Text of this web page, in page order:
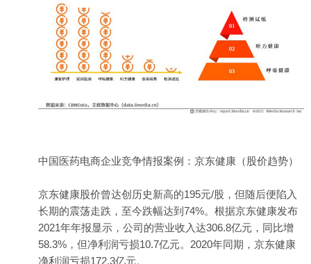
中国医药电商企业竞争情报案例：京东健康（股价趋势）
京东健康股价曾达创历史新高的195元/股，但随后便陷入
长期的震荡走跌，至今跌幅达到74%。根据京东健康发布
2021年年报显示，公司的营业收入达306.8亿元，同比增
58.3%，但净利润亏损10.7亿元。2020年同期，京东健康
净利润亏损172.3亿元。